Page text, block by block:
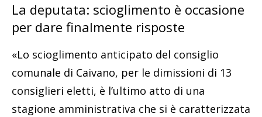
La deputata: scioglimento è occasione
per dare finalmente risposte
«Lo scioglimento anticipato del consiglio
comunale di Caivano, per le dimissioni di 13
consiglieri eletti, è l’ultimo atto di una
stagione amministrativa che si è caratterizzata